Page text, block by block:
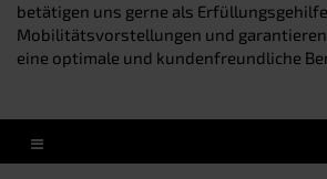
betätigen uns gerne als
Mobilitätsvorstellungen und garantieren
eine optimale und kundenfreundliche